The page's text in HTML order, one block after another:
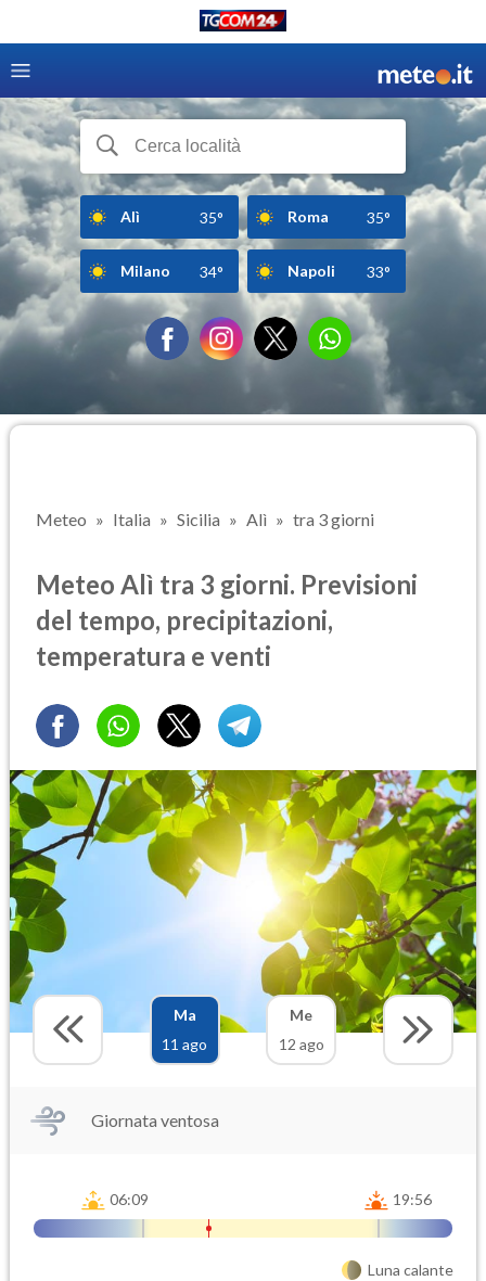
Alì 35° Roma 35°
Milano 34° Napoli 33°
Meteo Italia Sicilia Alì tra 3 giorni
Meteo Alì tra 3 giorni. Previsioni
del tempo, precipitazioni,
temperatura e venti
Ma
11 ago
Me
12 ago
Giornata ventosa
06:09 19:56
Luna calante